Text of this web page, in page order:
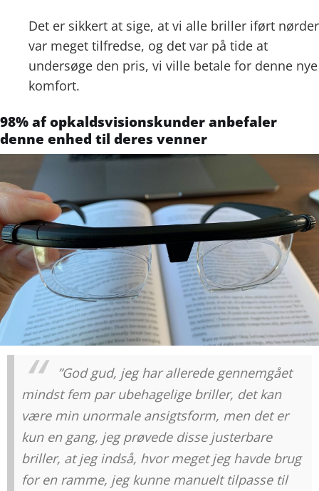
Det er sikkert at sige, at vi alle briller iført nørder
var meget tilfredse, og det var på tide at
undersøge den pris, vi ville betale for denne nye
komfort.
98% af opkaldsvisionskunder anbefaler
denne enhed til deres venner
”God gud, jeg har allerede gennemgået
mindst fem par ubehagelige briller, det kan
være min unormale ansigtsform, men det er
kun en gang, jeg prøvede disse justerbare
briller, at jeg indså, hvor meget jeg havde brug
for en ramme, jeg kunne manuelt tilpasse til